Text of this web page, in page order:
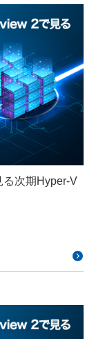
次期Hyper-V